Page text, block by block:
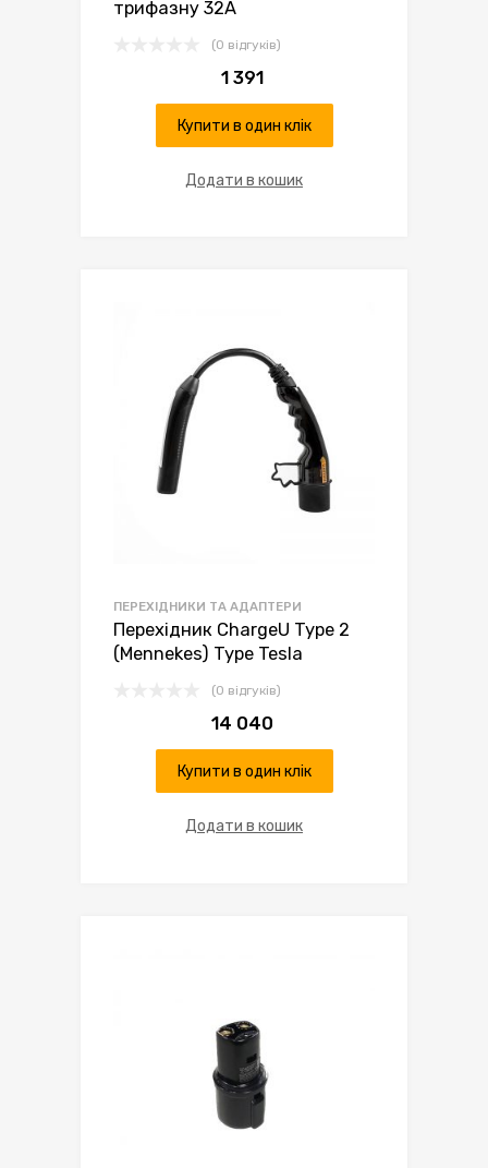
трифазну 32А
(0 відгуків)
1 391
Купити в один клік
Додати в кошик
ПЕРЕХІДНИКИ ТА АДАПТЕРИ
Перехідник ChargeU Type 2
(Mennekes) Type Tesla
(0 відгуків)
14 040
Купити в один клік
Додати в кошик